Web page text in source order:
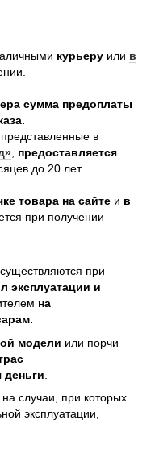
курьеру или в
сумма предоплаты
представленные в
предоставляется
до 20 лет.
товара на сайте и в
при получении
при
эксплуатации и
на
модели или порчи
на случаи, при которых
эксплуатации,